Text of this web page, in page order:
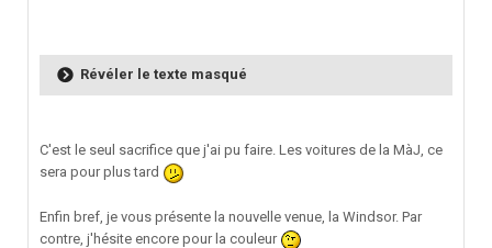
Révéler le texte masqué
C'est le seul sacrifice que j'ai pu faire. Les voitures de la MàJ, ce
sera pour plus tard
Enfin bref, je vous présente la nouvelle venue, la Windsor. Par
contre, j'hésite encore pour la couleur